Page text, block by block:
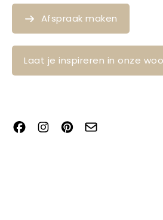
Afspraak maken
Laat je inspireren in onze